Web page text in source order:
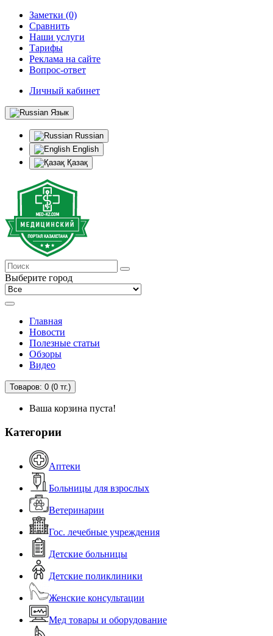
Заметки (0)
Сравнить
Наши услуги
Тарифы
Реклама на сайте
Вопрос-ответ
Личный кабинет
Язык
Russian
English
Қазақ
Выберите город
Главная
Новости
Полезные статьи
Обзоры
Видео
Товаров: 0 (0 тг.)
Ваша корзина пуста!
Категории
Аптеки
Больницы для взрослых
Ветеринарии
Гос. лечебные учреждения
Детские больницы
Детские поликлиники
Женские консультации
Мед товары и оборудование